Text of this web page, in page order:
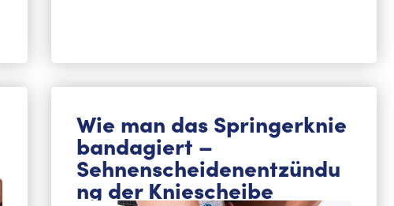
Wie man das Springerknie
bandagiert –
Sehnenscheidenentzündu
ng der Kniescheibe